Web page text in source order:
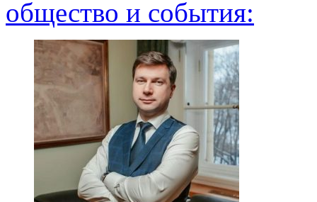
общество и события: